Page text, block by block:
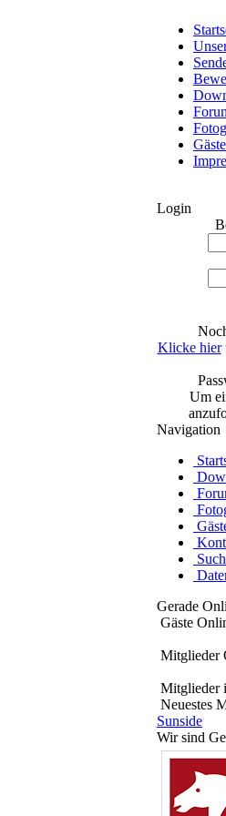
Login
Klicke hier
Um
Navigation
Gerade
Gäste
Mitglieder
Mitglieder
Neuestes
Sunside
Wir sind